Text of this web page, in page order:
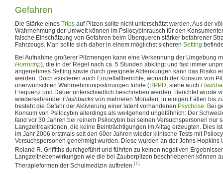
Gefahren
Die Stärke eines Trips auf Pilzen sollte nicht unterschätzt werden. Aus der
Wahrnehmung der Umwelt können im Psilocybinrausch für den
falsche Einschätzung von Gefahren beim Überqueren stärker befahrener
Fahrzeugs. Man sollte sich daher in einem möglichst sicheren Setting
Bei Aufnahme größerer Pilzmengen kann eine Verkennung der Umgebung
Horrortrip), die in der Regel nach ca. 5 Stunden abklingt und fast immer
angenehmes Setting sowie durch geeignete Ablenkungen kann das Risiko
werden. Doch existieren auch Einzelfallberichte, wonach der Konsum von
unerwünschten Wahrnehmungsstörungen führte (HPPD, siehe auch
Frequenz und Dauer unterschiedlich beschrieben werden. Berichtet wurde
wiederkehrender Flashbacks von mehreren Monaten, in einigen Fällen bis
besteht die Gefahr der Aktivierung einer latent vorhandenen Psychose. Bei
Konsum von Psilocybin allerdings als weitgehend ungefährlich: Der
fand vor 30 Jahren bei reinem Psilocybin bei seinen Versuchspersonen nur
Langzeitreaktionen, die keine Beinträchtigungen im Alltag erzeugten. Dies
im Jahr 2006 erstmals seit den 60er Jahren wieder klinische Tests mit
Versuchspersonen genehmigt wurden. Diese wurden an der Johns Hopkins
Roland R. Griffiths durchgeführt und führten zu keinen negativen
Langzeitnebenwirkungen wie die bei Zauberpilzen beschriebenen können
Therapieformen der Schulmedizin auftreten.[1]